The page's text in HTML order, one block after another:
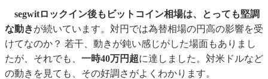
segwitロックイン後もビットコイン相場は、とっても堅調
な動きが続いています。対円では為替相場の円高の影響を受
けてなのか？ 若干、動きが鈍い感じがした場面もありまし
たが、それでも、 一時40万円超に達しました。対米ドルなど
の動きを見ても、その好調さがよくわかります。